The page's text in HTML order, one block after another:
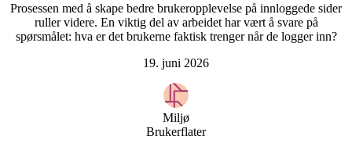
Prosessen med å skape bedre brukeropplevelse på innloggede sider
ruller videre. En viktig del av arbeidet har vært å svare på
spørsmålet: hva er det brukerne faktisk trenger når de logger inn?
19. juni 2026
Miljø
Brukerflater